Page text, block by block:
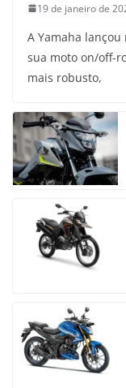
19 de janeiro de
A Yamaha
sua moto on/off-
mais robusto,